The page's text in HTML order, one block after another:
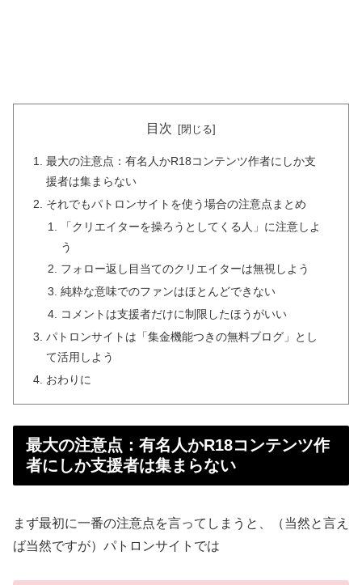
目次
最大の注意点：有名人かR18コンテンツ作者にしか支
援者は集まらない
それでもパトロンサイトを使う場合の注意点まとめ
「クリエイターを操ろうとしてくる人」に注意しよ
う
フォロー返し目当てのクリエイターは無視しよう
純粋な意味でのファンはほとんどできない
コメントは支援者だけに制限したほうがいい
パトロンサイトは「集金機能つきの無料ブログ」とし
て活用しよう
おわりに
最大の注意点：有名人かR18コンテンツ作
者にしか支援者は集まらない
まず最初に一番の注意点を言ってしまうと、（当然と言え
ば当然ですが）パトロンサイトでは